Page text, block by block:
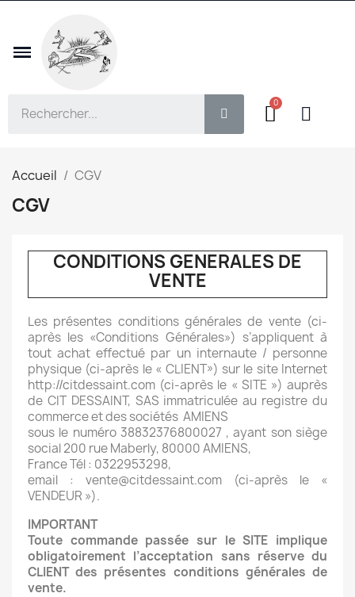
Accueil CGV
CGV
CONDITIONS GENERALES DE
VENTE
Les présentes conditions générales de vente (ci-
après les «Conditions Générales») s’appliquent à
tout achat effectué par un internaute / personne
physique (ci-après le « CLIENT») sur le site Internet
http://citdessaint.com (ci-après le « SITE ») auprès
de CIT DESSAINT, SAS immatriculée au registre du
commerce et des sociétés AMIENS
sous le numéro 38832376800027 , ayant son siège
social 200 rue Maberly, 80000 AMIENS,
France Tél : 0322953298,
email : vente@citdessaint.com (ci-après le «
VENDEUR »).
IMPORTANT
Toute commande passée sur le SITE implique
obligatoirement l’acceptation sans réserve du
CLIENT des présentes conditions générales de
vente.